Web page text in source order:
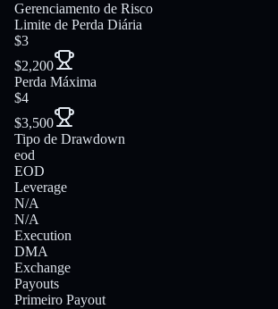
Gerenciamento de Risco
Limite de Perda Diária
$3
$2,200
Perda Máxima
$4
$3,500
Tipo de Drawdown
eod
EOD
Leverage
N/A
N/A
Execution
DMA
Exchange
Payouts
Primeiro Payout